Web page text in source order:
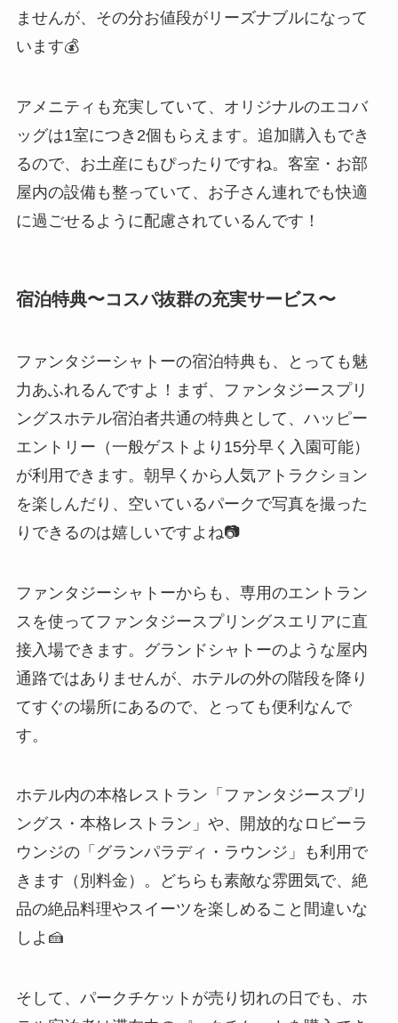
ませんが、その分お値段がリーズナブルになって
います💰
アメニティも充実していて、オリジナルのエコバ
ッグは1室につき2個もらえます。追加購入もでき
るので、お土産にもぴったりですね。客室・お部
屋内の設備も整っていて、お子さん連れでも快適
に過ごせるように配慮されているんです！
宿泊特典〜コスパ抜群の充実サービス〜
ファンタジーシャトーの宿泊特典も、とっても魅
力あふれるんですよ！まず、ファンタジースプリ
ングスホテル宿泊者共通の特典として、ハッピー
エントリー（一般ゲストより15分早く入園可能）
が利用できます。朝早くから人気アトラクション
を楽しんだり、空いているパークで写真を撮った
りできるのは嬉しいですよね📷
ファンタジーシャトーからも、専用のエントラン
スを使ってファンタジースプリングスエリアに直
接入場できます。グランドシャトーのような屋内
通路ではありませんが、ホテルの外の階段を降り
てすぐの場所にあるので、とっても便利なんで
す。
ホテル内の本格レストラン「ファンタジースプリ
ングス・本格レストラン」や、開放的なロビーラ
ウンジの「グランパラディ・ラウンジ」も利用で
きます（別料金）。どちらも素敵な雰囲気で、絶
品の絶品料理やスイーツを楽しめること間違いな
しよ🍰
そして、パークチケットが売り切れの日でも、ホ